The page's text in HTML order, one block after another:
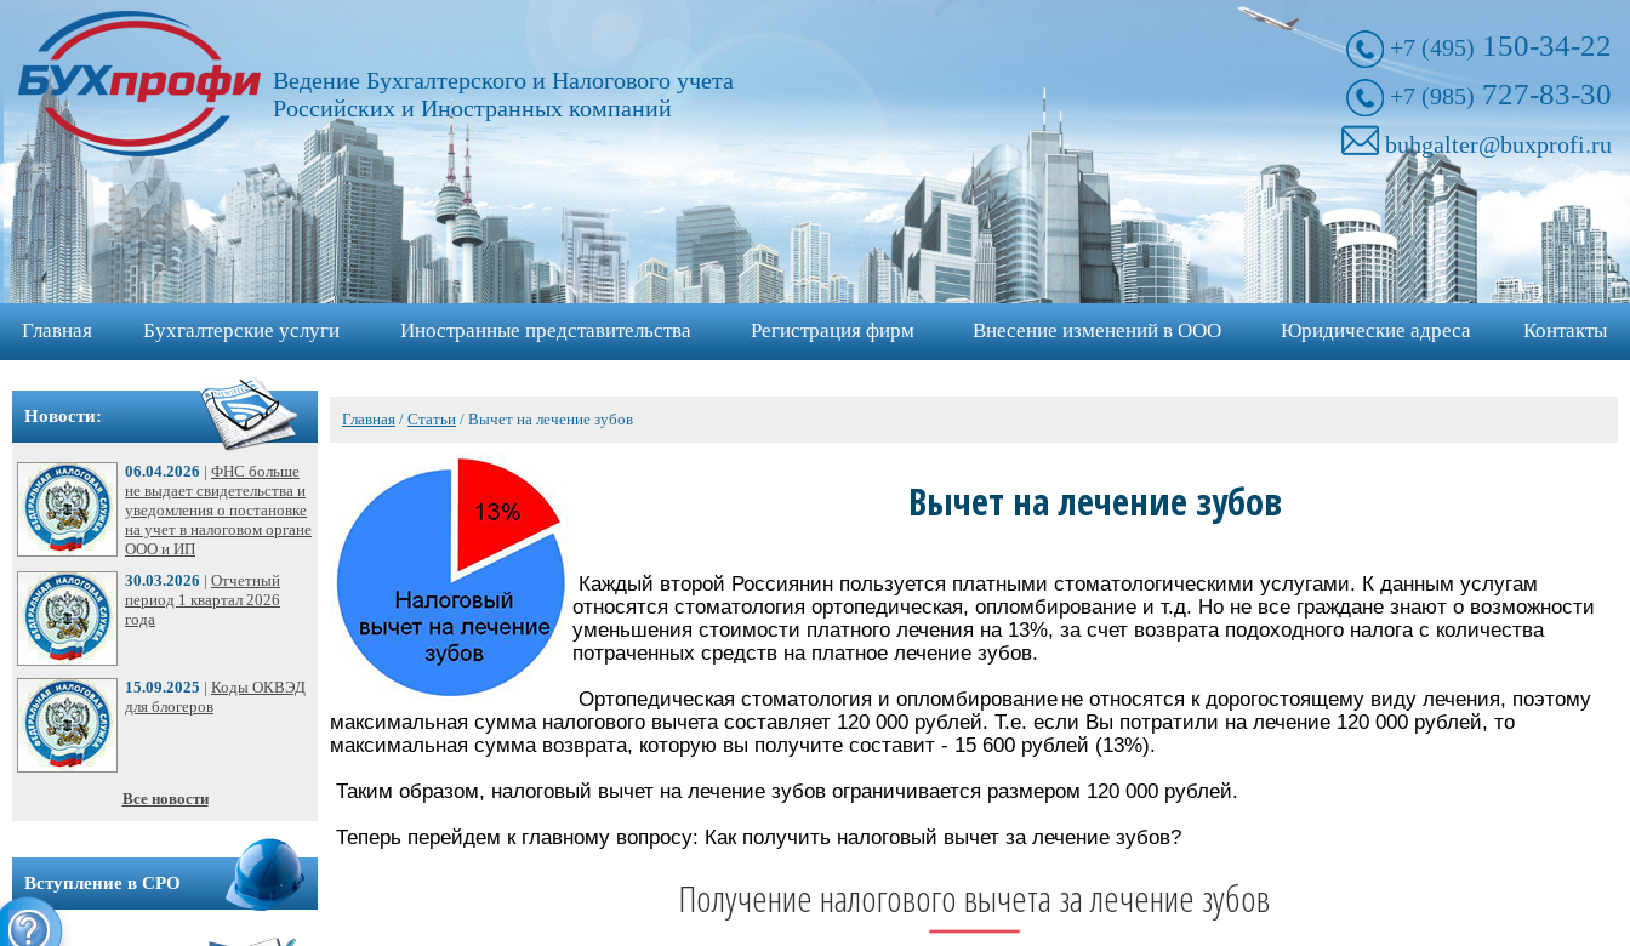
Главная
Бухгалтерские
услуги
➩
Иностранные
представительства
➩
Регистрация
фирм
➩
Внесение
изменений
в
ООО
➩
Юридические
адреса
Вступление
Cтатьи
Ведение Бухгалтерского и Налогового учета
Российских и Иностранных компаний
+7 (495) 150-34-22
+7 (985) 727-83-30
buhgalter@buxprofi.ru
Главная Бухгалтерские услуги Иностранные представительства Регистрация фирм Внесение изменений в ООО Юридические адреса Контакты
Новости:
06.04.2026 | ФНС больше
не выдает свидетельства и
уведомления о постановке
на учет в налоговом органе
ООО и ИП
30.03.2026 | Отчетный
период 1 квартал 2026
года
15.09.2025 | Коды ОКВЭД
для блогеров
Все новости
Вступление в СРО
Главная / Cтатьи / Вычет на лечение зубов
Вычет на лечение зубов
Каждый второй Россиянин пользуется платными стоматологическими услугами. К данным услугам
относятся стоматология ортопедическая, опломбирование и т.д. Но не все граждане знают о возможности
уменьшения стоимости платного лечения на 13%, за счет возврата подоходного налога с количества
потраченных средств на платное лечение зубов.
Ортопедическая стоматология и опломбирование не относятся к дорогостоящему виду лечения, поэтому
максимальная сумма налогового вычета составляет 120 000 рублей. Т.е. если Вы потратили на лечение 120 000 рублей, то
максимальная сумма возврата, которую вы получите составит - 15 600 рублей (13%).
Таким образом, налоговый вычет на лечение зубов ограничивается размером 120 000 рублей.
Теперь перейдем к главному вопросу: Как получить налоговый вычет за лечение зубов?
Получение налогового вычета за лечение зубов